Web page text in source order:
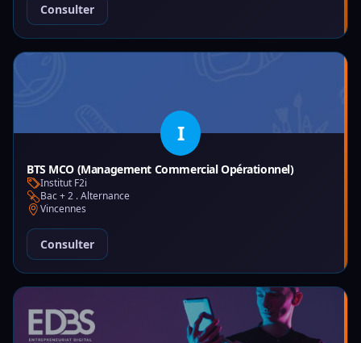
Consulter
I
BTS MCO (Management Commercial Opérationnel)
Institut F2i
Bac + 2 . Alternance
Vincennes
Consulter